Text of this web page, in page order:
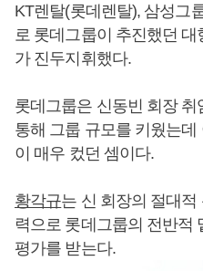
KT렌탈(롯데렌탈), 삼성그
로 롯데그룹이 추진했던
가 진두지휘했다.
롯데그룹은 신동빈 회장
통해 그룹 규모를 키웠는데
이 매우 컸던 셈이다.
황각규는 신 회장의 절대적
력으로 롯데그룹의 전반적
평가를 받는다.